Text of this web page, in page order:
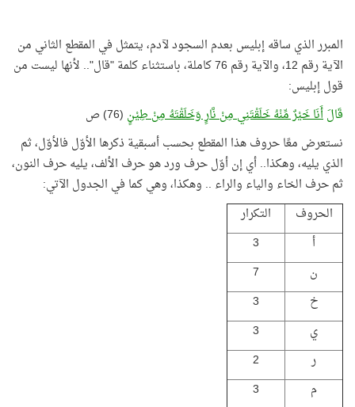
المبرر الذي ساقه إبليس بعدم السجود لآدم، يتمثل في المقطع الثاني من
الآية رقم 12، والآية رقم 76 كاملة، باستثناء كلمة "قال".. لأنها ليست من
قول إبليس:
قَالَأَنَا خَيْرٌ مِّنْهُ خَلَقْتَنِي مِنْ نَّارٍ وَخَلَقْتَهُ مِنْ طِيْنٍ (76) ص
نستعرض معًا حروف هذا المقطع بحسب أسبقية ذكرها الأوّل فالأوّل، ثم
الذي يليه، وهكذا.. أي إن أوّل حرف ورد هو حرف الألف، يليه حرف النون،
ثم حرف الخاء والياء والراء .. وهكذا، وهي كما في الجدول الآتي:
الحروف
التكرار
أ
3
ن
7
خ
3
ي
3
ر
2
م
3